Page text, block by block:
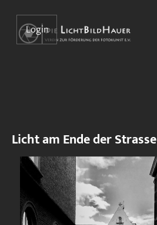
Login
Licht am Ende der Strasse